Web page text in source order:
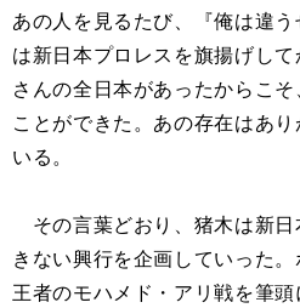
あの人を見るたび、『俺は違
は新日本プロレスを旗揚げし
さんの全日本があったからこ
ことができた。あの存在はあ
いる。
その言葉どおり、猪木は新
きない興行を企画していった
王者のモハメド・アリ戦を筆